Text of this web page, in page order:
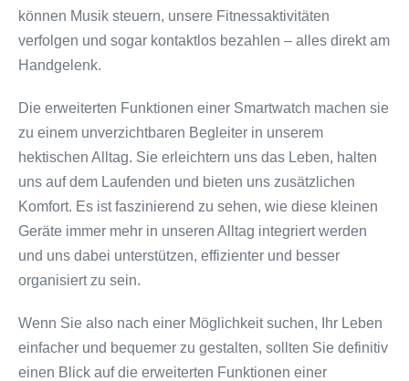
können Musik steuern, unsere Fitnessaktivitäten
verfolgen und sogar kontaktlos bezahlen – alles direkt am
Handgelenk.
Die erweiterten Funktionen einer Smartwatch machen sie
zu einem unverzichtbaren Begleiter in unserem
hektischen Alltag. Sie erleichtern uns das Leben, halten
uns auf dem Laufenden und bieten uns zusätzlichen
Komfort. Es ist faszinierend zu sehen, wie diese kleinen
Geräte immer mehr in unseren Alltag integriert werden
und uns dabei unterstützen, effizienter und besser
organisiert zu sein.
Wenn Sie also nach einer Möglichkeit suchen, Ihr Leben
einfacher und bequemer zu gestalten, sollten Sie definitiv
einen Blick auf die erweiterten Funktionen einer